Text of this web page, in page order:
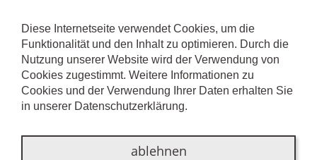
OWALIFETIME
COLLECTION DESSINS
Diese Internetseite verwendet Cookies, um die
Funktionalität und den Inhalt zu optimieren. Durch die
Nutzung unserer Website wird der Verwendung von
Cookies zugestimmt. Weitere Informationen zu
Cookies und der Verwendung Ihrer Daten erhalten Sie
in unserer Datenschutzerklärung.
ablehnen